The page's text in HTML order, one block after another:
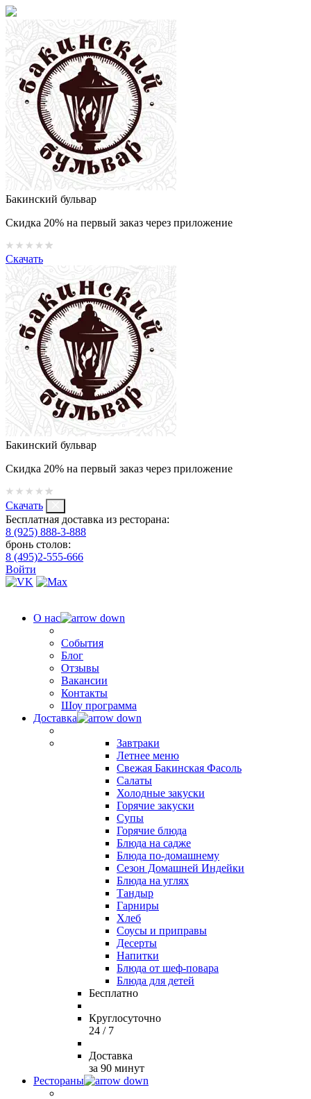
Бакинский бульвар
Скидка 20% на первый заказ через приложение
Скачать
Бакинский бульвар
Скидка 20% на первый заказ через приложение
Скачать
Бесплатная доставка из ресторана:
8 (925) 888-3-888
бронь столов:
8 (495)2-555-666
Войти
О нас
События
Блог
Отзывы
Вакансии
Контакты
Шоу программа
Доставка
Завтраки
Летнее меню
Свежая Бакинская Фасоль
Салаты
Холодные закуски
Горячие закуски
Супы
Горячие блюда
Блюда на садже
Блюда по-домашнему
Сезон Домашней Индейки
Блюда на углях
Тандыр
Гарниры
Хлеб
Соусы и приправы
Десерты
Напитки
Блюда от шеф-повара
Блюда для детей
Бесплатно
Круглосуточно
24 / 7
Доставка
за 90 минут
Рестораны